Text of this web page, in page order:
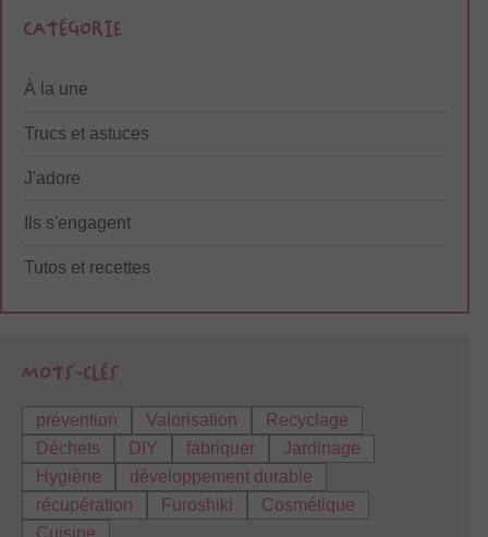
À la une
Trucs et astuces
J'adore
Ils s'engagent
Tutos et recettes
prévention Valorisation
Recyclage
Déchets
DIY fabriquer
Jardinage
Hygiène
développement durable
récupération
Furoshiki
Cosmétique
Cuisine